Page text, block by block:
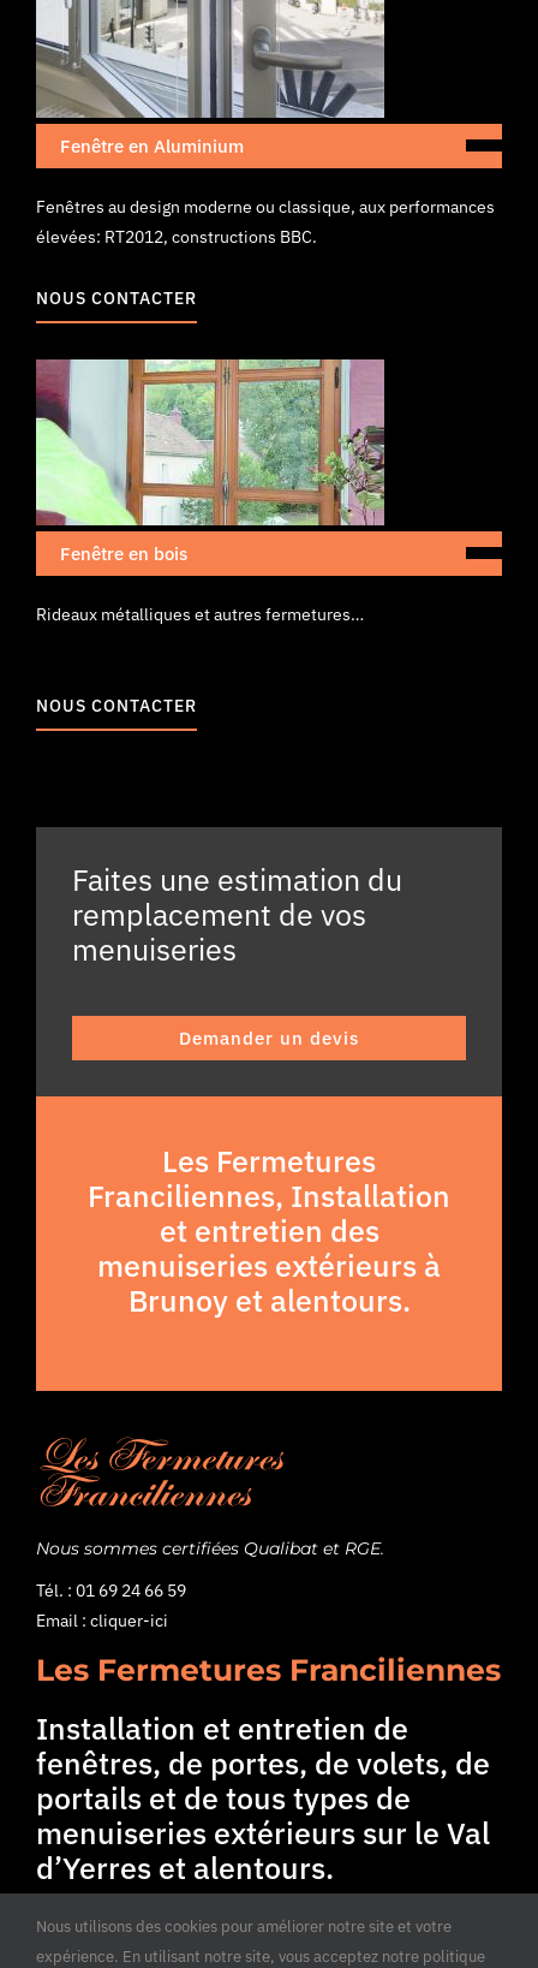
Fenêtre en Aluminium
Fenêtres au design moderne ou classique, aux performances
élevées: RT2012, constructions BBC.
NOUS CONTACTER
Fenêtre en bois
Rideaux métalliques et autres fermetures…
NOUS CONTACTER
Faites une estimation du
remplacement de vos
menuiseries
Demander un devis
Les Fermetures
Franciliennes, Installation
et entretien des
menuiseries extérieurs à
Brunoy et alentours.
Nous sommes certifiées Qualibat et RGE.
Tél. : 01 69 24 66 59
Email : cliquer-ici
Les Fermetures Franciliennes
Installation et entretien de
fenêtres, de portes, de volets, de
portails et de tous types de
menuiseries extérieurs sur le Val
d’Yerres et alentours.
Nous utilisons des cookies pour améliorer notre site et votre
expérience. En utilisant notre site, vous acceptez notre politique